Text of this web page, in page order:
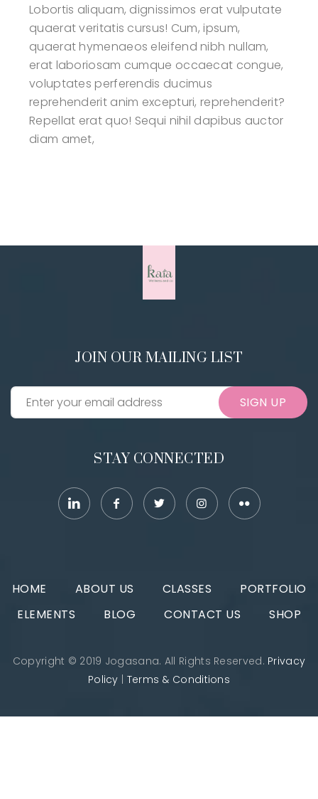
Lobortis aliquam, dignissimos erat vulputate
quaerat veritatis cursus! Cum, ipsum,
quaerat hymenaeos eleifend nibh nullam,
erat laboriosam cumque occaecat congue,
voluptates perferendis ducimus
reprehenderit anim excepturi, reprehenderit?
Repellat erat quo! Sequi nihil dapibus auctor
diam amet,
JOIN OUR MAILING LIST
SIGN UP
STAY CONNECTED
HOME ABOUT US CLASSES
PORTFOLIO
ELEMENTS
BLOG CONTACT US SHOP
Copyright © 2019 Jogasana. All Rights Reserved. Privacy
Policy | Terms & Conditions